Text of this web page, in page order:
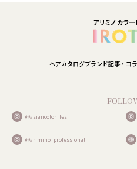
ヘアカタログブランド記事・コ
@asiancolor_fes
@arimino_professional